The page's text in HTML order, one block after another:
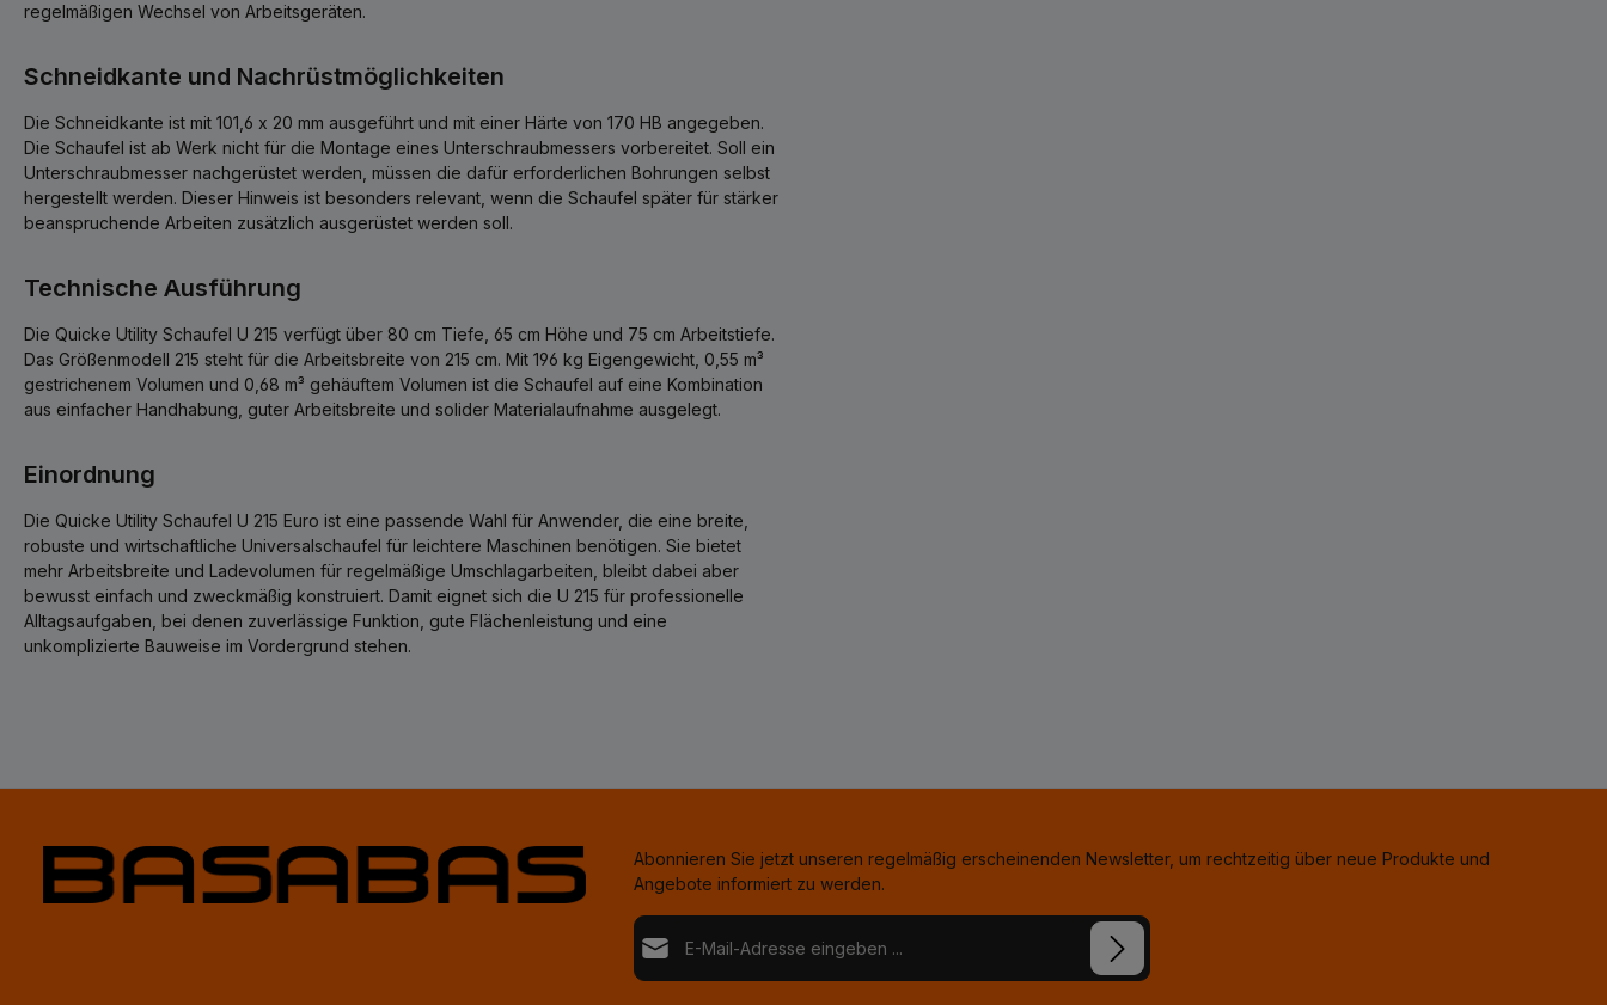
regelmäßigen Wechsel von Arbeitsgeräten.
Schneidkante und Nachrüstmöglichkeiten
Die Schneidkante ist mit 101,6 x 20 mm ausgeführt und mit einer Härte von 170 HB angegeben.
Die Schaufel ist ab Werk nicht für die Montage eines Unterschraubmessers vorbereitet. Soll ein
Unterschraubmesser nachgerüstet werden, müssen die dafür erforderlichen Bohrungen selbst
hergestellt werden. Dieser Hinweis ist besonders relevant, wenn die Schaufel später für stärker
beanspruchende Arbeiten zusätzlich ausgerüstet werden soll.
Technische Ausführung
Die Quicke Utility Schaufel U 215 verfügt über 80 cm Tiefe, 65 cm Höhe und 75 cm Arbeitstiefe.
Das Größenmodell 215 steht für die Arbeitsbreite von 215 cm. Mit 196 kg Eigengewicht, 0,55 m³
gestrichenem Volumen und 0,68 m³ gehäuftem Volumen ist die Schaufel auf eine Kombination
aus einfacher Handhabung, guter Arbeitsbreite und solider Materialaufnahme ausgelegt.
Einordnung
Die Quicke Utility Schaufel U 215 Euro ist eine passende Wahl für Anwender, die eine breite,
robuste und wirtschaftliche Universalschaufel für leichtere Maschinen benötigen. Sie bietet
mehr Arbeitsbreite und Ladevolumen für regelmäßige Umschlagarbeiten, bleibt dabei aber
bewusst einfach und zweckmäßig konstruiert. Damit eignet sich die U 215 für professionelle
Alltagsaufgaben, bei denen zuverlässige Funktion, gute Flächenleistung und eine
unkomplizierte Bauweise im Vordergrund stehen.
Abonnieren Sie jetzt unseren regelmäßig erscheinenden Newsletter, um rechtzeitig über neue Produkte und
Angebote informiert zu werden.
E-Mail-Adresse*
Loading...